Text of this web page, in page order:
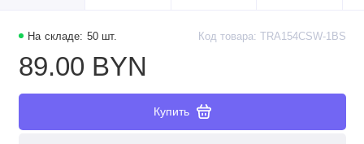
На складе: 50 шт. Код товара: TRA154CSW-1BS
89.00 BYN
Купить